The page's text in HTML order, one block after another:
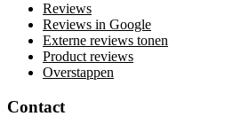
Reviews
Reviews in Google
Externe reviews tonen
Product reviews
Overstappen
Contact